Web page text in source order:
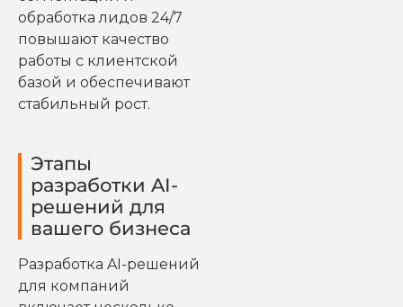
обработка лидов 24/7
повышают качество
работы с клиентской
базой и обеспечивают
стабильный рост.
Этапы
разработки AI-
решений для
вашего бизнеса
Разработка AI-решений
для компаний